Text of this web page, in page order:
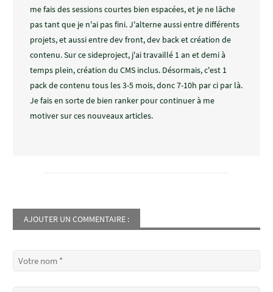
me fais des sessions courtes bien espacées, et je ne lâche
pas tant que je n'ai pas fini. J'alterne aussi entre différents
projets, et aussi entre dev front, dev back et création de
contenu. Sur ce sideproject, j'ai travaillé 1 an et demi à
temps plein, création du CMS inclus. Désormais, c'est 1
pack de contenu tous les 3-5 mois, donc 7-10h par ci par là.
Je fais en sorte de bien ranker pour continuer à me
motiver sur ces nouveaux articles.
AJOUTER UN COMMENTAIRE :